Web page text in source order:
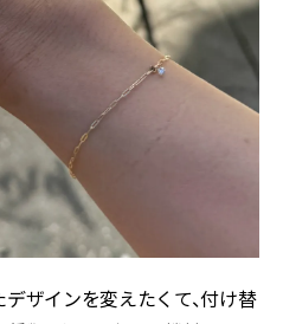
ザインを変えたくて、付け替